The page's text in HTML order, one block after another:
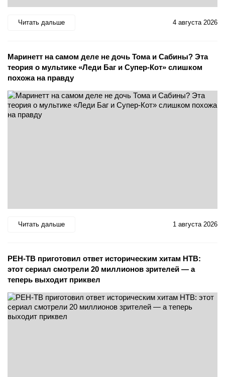
Читать дальше 4 августа 2026
Маринетт на самом деле не дочь Тома и Сабины? Эта
теория о мультике «Леди Баг и Супер-Кот» слишком
похожа на правду
Читать дальше 1 августа 2026
РЕН-ТВ приготовил ответ историческим хитам НТВ:
этот сериал смотрели 20 миллионов зрителей — а
теперь выходит приквел